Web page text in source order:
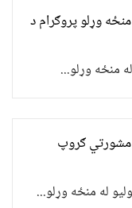
وړلو پروګرام د
مشورتي ګروپ